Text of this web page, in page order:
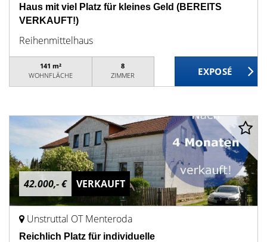
Haus mit viel Platz für kleines Geld (BEREITS
VERKAUFT!)
Reihenmittelhaus
141 m²
WOHNFLÄCHE
8
ZIMMER
42.000,- € VERKAUFT
Unstruttal OT Menteroda
Reichlich Platz für individuelle